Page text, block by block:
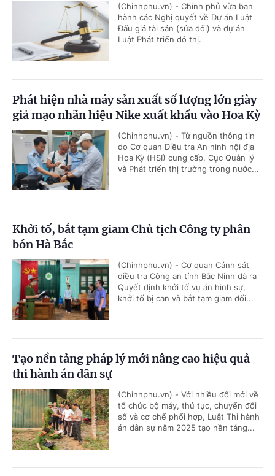
(Chinhphu.vn) - Chính phủ vừa ban
hành các Nghị quyết về Dự án Luật
Đấu giá tài sản (sửa đổi) và dự án
Luật Phát triển đô thị.
Phát hiện nhà máy sản xuất số lượng lớn giày
giả mạo nhãn hiệu Nike xuất khẩu vào Hoa Kỳ
(Chinhphu.vn) - Từ nguồn thông tin
do Cơ quan Điều tra An ninh nội địa
Hoa Kỳ (HSI) cung cấp, Cục Quản lý
và Phát triển thị trường trong nước...
Khởi tố, bắt tạm giam Chủ tịch Công ty phân
bón Hà Bắc
(Chinhphu.vn) - Cơ quan Cảnh sát
điều tra Công an tỉnh Bắc Ninh đã ra
Quyết định khởi tố vụ án hình sự,
khởi tố bị can và bắt tạm giam đối...
Tạo nền tảng pháp lý mới nâng cao hiệu quả
thi hành án dân sự
(Chinhphu.vn) - Với nhiều đổi mới về
tổ chức bộ máy, thủ tục, chuyển đổi
số và cơ chế phối hợp, Luật Thi hành
án dân sự năm 2025 tạo nền tảng...